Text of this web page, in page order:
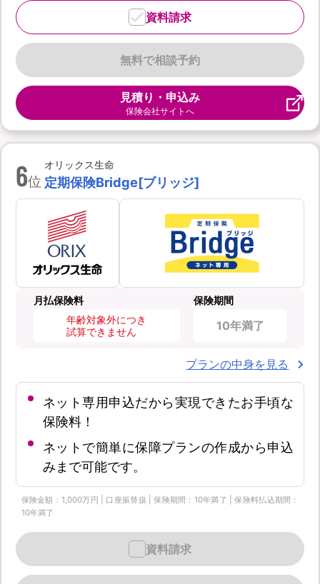
無料で相談予約
資料請求
見積り・申込み
保険会社サイトへ
6位
オリックス生命
定期保険Bridge[ブリッジ]
月払保険料
年齢対象外につき
試算できません
保険期間
10年満了
プランの中身を見る
ネット専用申込だから実現できたお手頃な
保険料！
ネットで簡単に保障プランの作成から申込
みまで可能です。
保険金額：1,000万円 | 口座振替扱 | 保険期間：10年満了 | 保険料払込期間：
10年満了
資料請求